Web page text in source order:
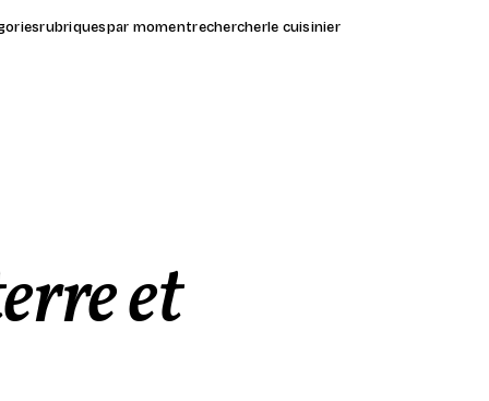
rubriquespar momentrechercherle cuisinier
et